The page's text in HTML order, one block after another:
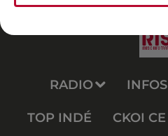
RADIO INFOS
TOP INDÉ CKOI